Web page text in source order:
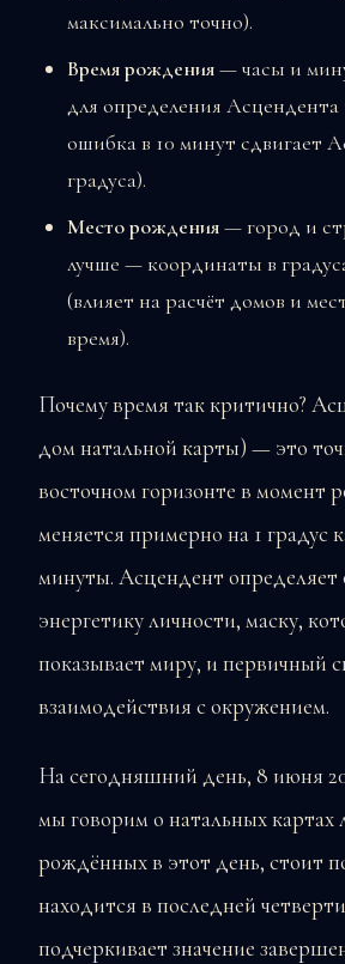
максимально точно).
Время рождения— часы и
для определения
ошибка в 10 минут сдвигает
градуса).
Место рождения— город и
лучше — координаты в
(влияет на расчёт домов и
время).
Почему время так критично?
дом натальной карты) — это
восточном горизонте в момент
меняется примерно на 1 градус
минуты. Асцендент
энергетику личности, маску,
показывает миру, и первичный
взаимодействия с окружением.
На сегодняшний день, 8 июня
мы говорим о натальных картах
рождённых в этот день, стоит
находится в последней
подчеркивает значение